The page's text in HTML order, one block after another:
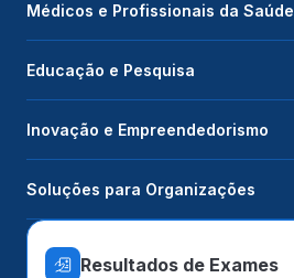
Médicos e Profissionais da Saúde
Educação e Pesquisa
Inovação e Empreendedorismo
Soluções para Organizações
Resultados de Exames